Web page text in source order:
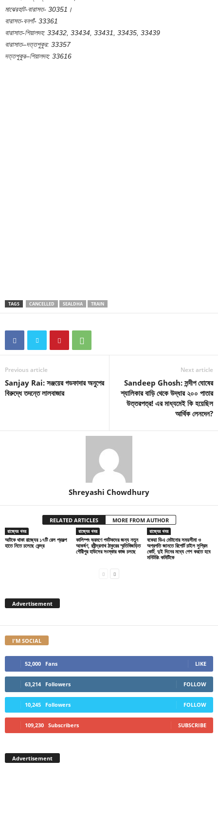
মাঝেরহাট-বারাসত- 30351।
বারাসত-বনগাঁ- 33361
বারাসাত-শিয়ালদহ: 33432, 33434, 33431, 33435, 33439
বারাসাত–দত্তপুকুর: 33357
দত্তপুকুর–শিয়ালদহ: 33616
TAGS CANCELLED SEALDHA TRAIN
Previous article
Sanjay Rai: সঞ্জয়ের গডফাদার অনুপের
বিরুদ্ধে তদন্তে লালবাজার
Next article
Sandeep Ghosh: সন্দীপ ঘোষের
শ্যালিকার বাড়ি থেকে উদ্ধার ২০০ পাতার
উত্তরপত্র! এর মাধ্যমেই কি হয়েছিল
আর্থিক লেনদেন?
Shreyashi Chowdhury
RELATED ARTICLES MORE FROM AUTHOR
রাজ্যের খবর
আটকে থাকা রাজ্যের ১৭টি রেল প্রকল্প
হাতে নিতে চলেছে কেন্দ্র
রাজ্যের খবর
কালিম্পং ভ্রমণে পর্যটকদের জন্য নতুন
আকর্ষণ, রবীন্দ্রনাথ ঠাকুরের স্মৃতিবিজড়িত
গৌরীপুর হাউসের সংস্কার কাজ চলছে
রাজ্যের খবর
বকেয়া ডিএ মেটানোর সময়সীমা ও
অগ্রগতি জানতে রিপোর্ট চাইল সুপ্রিম
কোর্ট, দুই দিনের মধ্যে পেশ করতে হবে
মনিটরিং কমিটিকে
Advertisement
I'M SOCIAL
52,000 Fans LIKE
63,214 Followers FOLLOW
10,245 Followers FOLLOW
109,230 Subscribers SUBSCRIBE
Advertisement